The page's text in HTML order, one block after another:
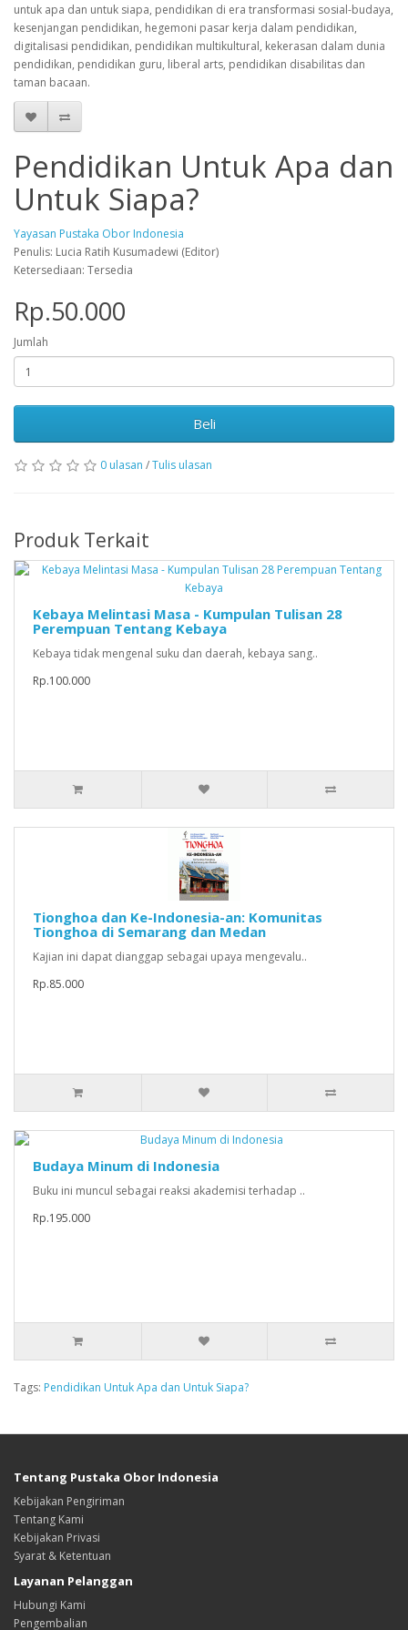
untuk apa dan untuk siapa, pendidikan di era transformasi sosial-budaya,
kesenjangan pendidikan, hegemoni pasar kerja dalam pendidikan,
digitalisasi pendidikan, pendidikan multikultural, kekerasan dalam dunia
pendidikan, pendidikan guru, liberal arts, pendidikan disabilitas dan
taman bacaan.
Pendidikan Untuk Apa dan
Untuk Siapa?
Yayasan Pustaka Obor Indonesia
Penulis: Lucia Ratih Kusumadewi (Editor)
Ketersediaan: Tersedia
Rp.50.000
Jumlah
Beli
0 ulasan /Tulis ulasan
Produk Terkait
Kebaya Melintasi Masa - Kumpulan Tulisan 28
Perempuan Tentang Kebaya
Kebaya tidak mengenal suku dan daerah, kebaya sang..
Rp.100.000
Tionghoa dan Ke-Indonesia-an: Komunitas
Tionghoa di Semarang dan Medan
Kajian ini dapat dianggap sebagai upaya mengevalu..
Rp.85.000
Budaya Minum di Indonesia
Buku ini muncul sebagai reaksi akademisi terhadap ..
Rp.195.000
Tags: Pendidikan Untuk Apa dan Untuk Siapa?
Tentang Pustaka Obor Indonesia
Kebijakan Pengiriman
Tentang Kami
Kebijakan Privasi
Syarat & Ketentuan
Layanan Pelanggan
Hubungi Kami
Pengembalian